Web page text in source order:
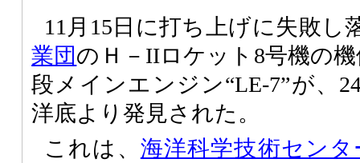
11月15日に打ち上げに失敗し
業団のＨ－IIロケット8号機の
段メインエンジン“LE-7”が、
洋底より発見された。
これは、 海洋科学技術センタ